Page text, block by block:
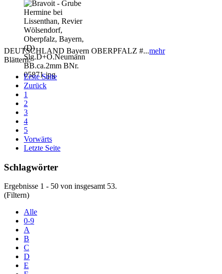
DEUTSCHLAND Bayern OBERPFALZ #...mehr
Blättern:
Erste Seite
Zurück
1
2
3
4
5
Vorwärts
Letzte Seite
Schlagwörter
Ergebnisse 1 - 50 von insgesamt 53.
(Filtern)
Alle
0-9
A
B
C
D
E